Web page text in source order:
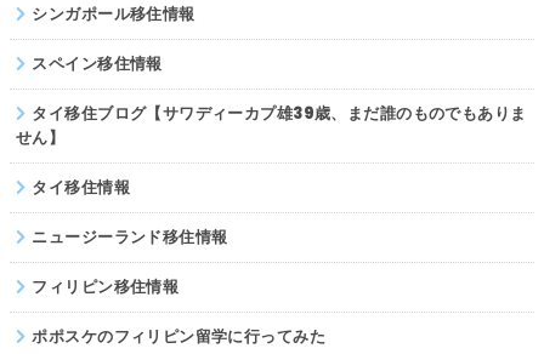
シンガポール移住情報
スペイン移住情報
タイ移住ブログ【サワディーカプ雄39歳、まだ誰のものでもありま
せん】
タイ移住情報
ニュージーランド移住情報
フィリピン移住情報
ポポスケのフィリピン留学に行ってみた